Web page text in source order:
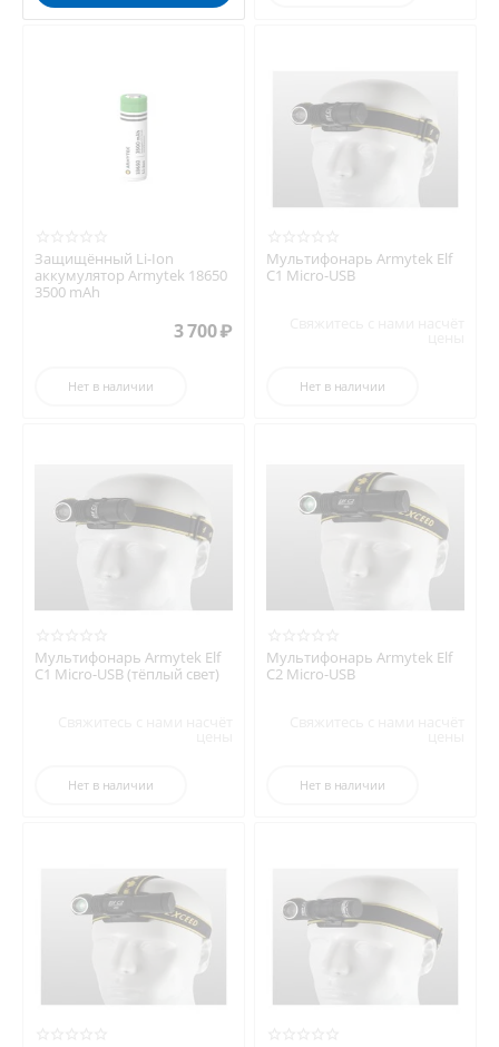
Защищённый Li-Ion
аккумулятор Armytek 18650
3500 mAh
3 700₽
Нет в наличии
Мультифонарь Armytek Elf
C1 Micro-USB
Нет в наличии
Мультифонарь Armytek Elf
C1 Micro-USB (тёплый свет)
Нет в наличии
Мультифонарь Armytek Elf
C2 Micro-USB
Нет в наличии